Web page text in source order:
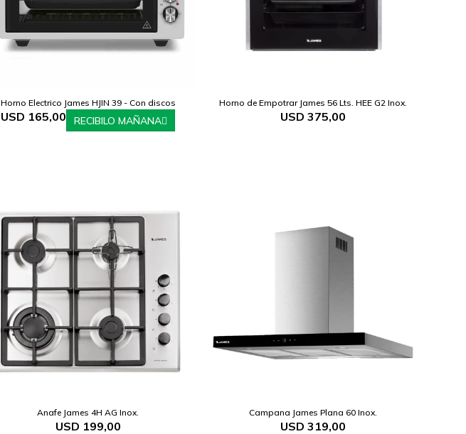
Horno Electrico James HJIN 39 - Con discos
USD 165,00 RECIBILO MAÑANA
Horno de Empotrar James 56 Lts. HEE G2 Inox.
USD 375,00
Anafe James 4H AG Inox.
USD 199,00
Campana James Plana 60 Inox.
USD 319,00